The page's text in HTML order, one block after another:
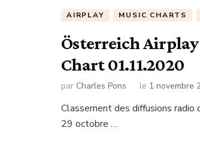
AIRPLAY MUSIC CHARTS
Österreich Airplay
Chart 01.11.2020
par Charles Pons le 1 novembre
Classement des diffusions radio
29 octobre …